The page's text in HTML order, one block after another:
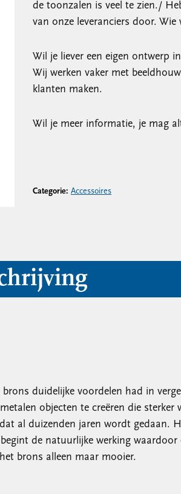
de toonzalen is veel te zien./
van onze leveranciers door.
Wil je liever een eigen ontwerp
Wij werken vaker met
klanten maken.
Wil je meer informatie, je mag
Categorie: Accessoires
duidelijke voordelen had in
objecten te creëren die
al duizenden jaren wordt gedaan.
de natuurlijke werking
brons alleen maar mooier.